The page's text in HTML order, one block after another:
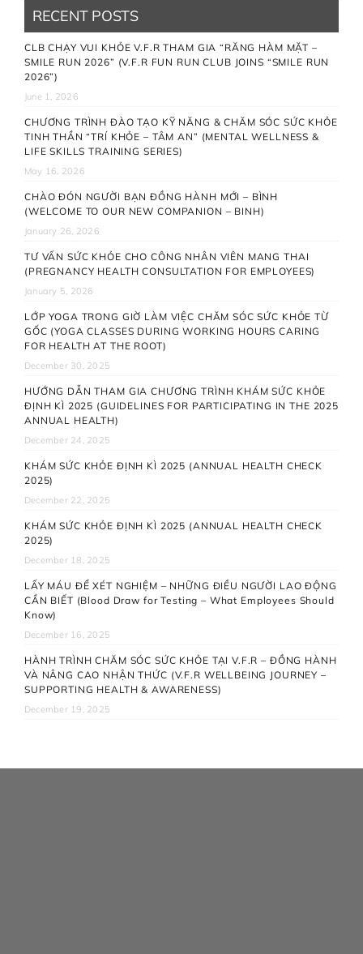
RECENT POSTS
CLB CHẠY VUI KHỎE V.F.R THAM GIA “RĂNG HÀM MẶT –
SMILE RUN 2026” (V.F.R FUN RUN CLUB JOINS “SMILE RUN
2026”)
June 1, 2026
CHƯƠNG TRÌNH ĐÀO TẠO KỸ NĂNG & CHĂM SÓC SỨC KHỎE
TINH THẦN “TRÍ KHỎE – TÂM AN” (MENTAL WELLNESS &
LIFE SKILLS TRAINING SERIES)
May 16, 2026
CHÀO ĐÓN NGƯỜI BẠN ĐỒNG HÀNH MỚI – BÌNH
(WELCOME TO OUR NEW COMPANION – BINH)
January 26, 2026
TƯ VẤN SỨC KHỎE CHO CÔNG NHÂN VIÊN MANG THAI
(PREGNANCY HEALTH CONSULTATION FOR EMPLOYEES)
January 5, 2026
LỚP YOGA TRONG GIỜ LÀM VIỆC CHĂM SÓC SỨC KHỎE TỪ
GỐC (YOGA CLASSES DURING WORKING HOURS CARING
FOR HEALTH AT THE ROOT)
December 30, 2025
HƯỚNG DẪN THAM GIA CHƯƠNG TRÌNH KHÁM SỨC KHỎE
ĐỊNH KÌ 2025 (GUIDELINES FOR PARTICIPATING IN THE 2025
ANNUAL HEALTH)
December 24, 2025
KHÁM SỨC KHỎE ĐỊNH KÌ 2025 (ANNUAL HEALTH CHECK
2025)
December 22, 2025
KHÁM SỨC KHỎE ĐỊNH KÌ 2025 (ANNUAL HEALTH CHECK
2025)
December 18, 2025
LẤY MÁU ĐỂ XÉT NGHIỆM – NHỮNG ĐIỀU NGƯỜI LAO ĐỘNG
CẦN BIẾT (Blood Draw for Testing – What Employees Should
Know)
December 16, 2025
HÀNH TRÌNH CHĂM SÓC SỨC KHỎE TẠI V.F.R – ĐỒNG HÀNH
VÀ NÂNG CAO NHẬN THỨC (V.F.R WELLBEING JOURNEY –
SUPPORTING HEALTH & AWARENESS)
December 19, 2025